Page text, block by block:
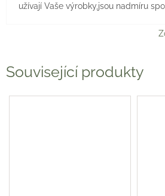
Související produkty
užívají Vaše výrobky,jsou nadmíru